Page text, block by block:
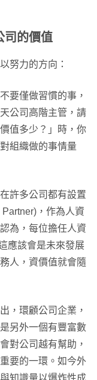
司的價值
努力的方向：
要僅做習慣的事，
公司高階主管，請
值多少？」時，你
組織做的事情量
許多公司都有設置
，作為人資
為，每位擔任人資
應該會是未來發展
人，資價值就會隨
，環顧公司企業，
另外一個有豐富數
對公司越有幫助，
要的一環。如今外
知識量以爆炸性成